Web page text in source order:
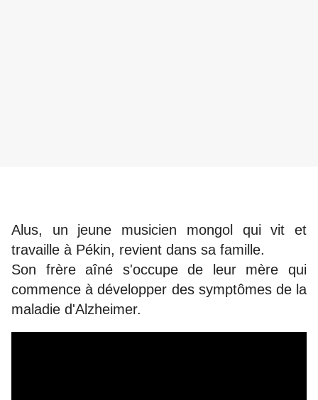
Alus, un jeune musicien mongol qui vit et
travaille à Pékin, revient dans sa famille.
Son frère aîné s'occupe de leur mère qui
commence à développer des symptômes de la
maladie d'Alzheimer.